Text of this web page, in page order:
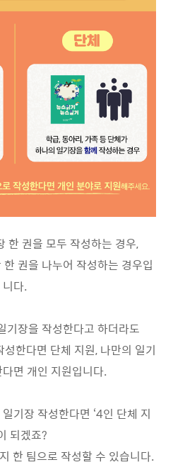
한 권을 모두 작성하는 경우,
권을 나누어 작성하는 경우입
니다.
기장을 작성한다고 하더라도
한다면 단체 지원, 나만의 일기
면 개인 지원입니다.
기장 작성한다면 ‘4인 단체 지
되겠죠?
한 팀으로 작성할 수 있습니다.